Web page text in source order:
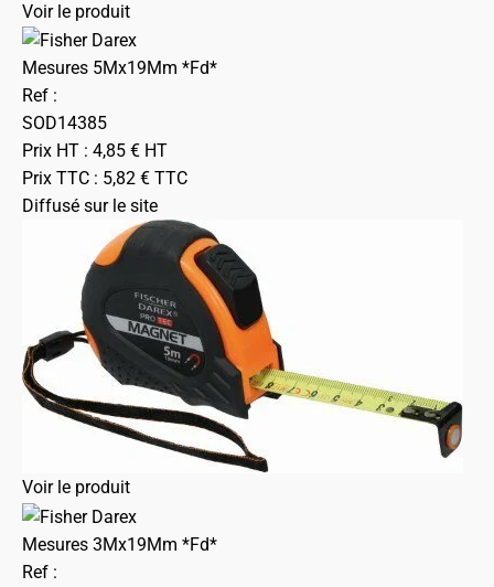
Voir le produit
Mesures 5Mx19Mm *Fd*
Ref :
SOD14385
Prix HT : 4,85 € HT
Prix TTC : 5,82 € TTC
Diffusé sur le site
Voir le produit
Mesures 3Mx19Mm *Fd*
Ref :